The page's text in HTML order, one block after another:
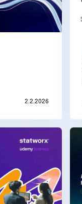
2.2.2026